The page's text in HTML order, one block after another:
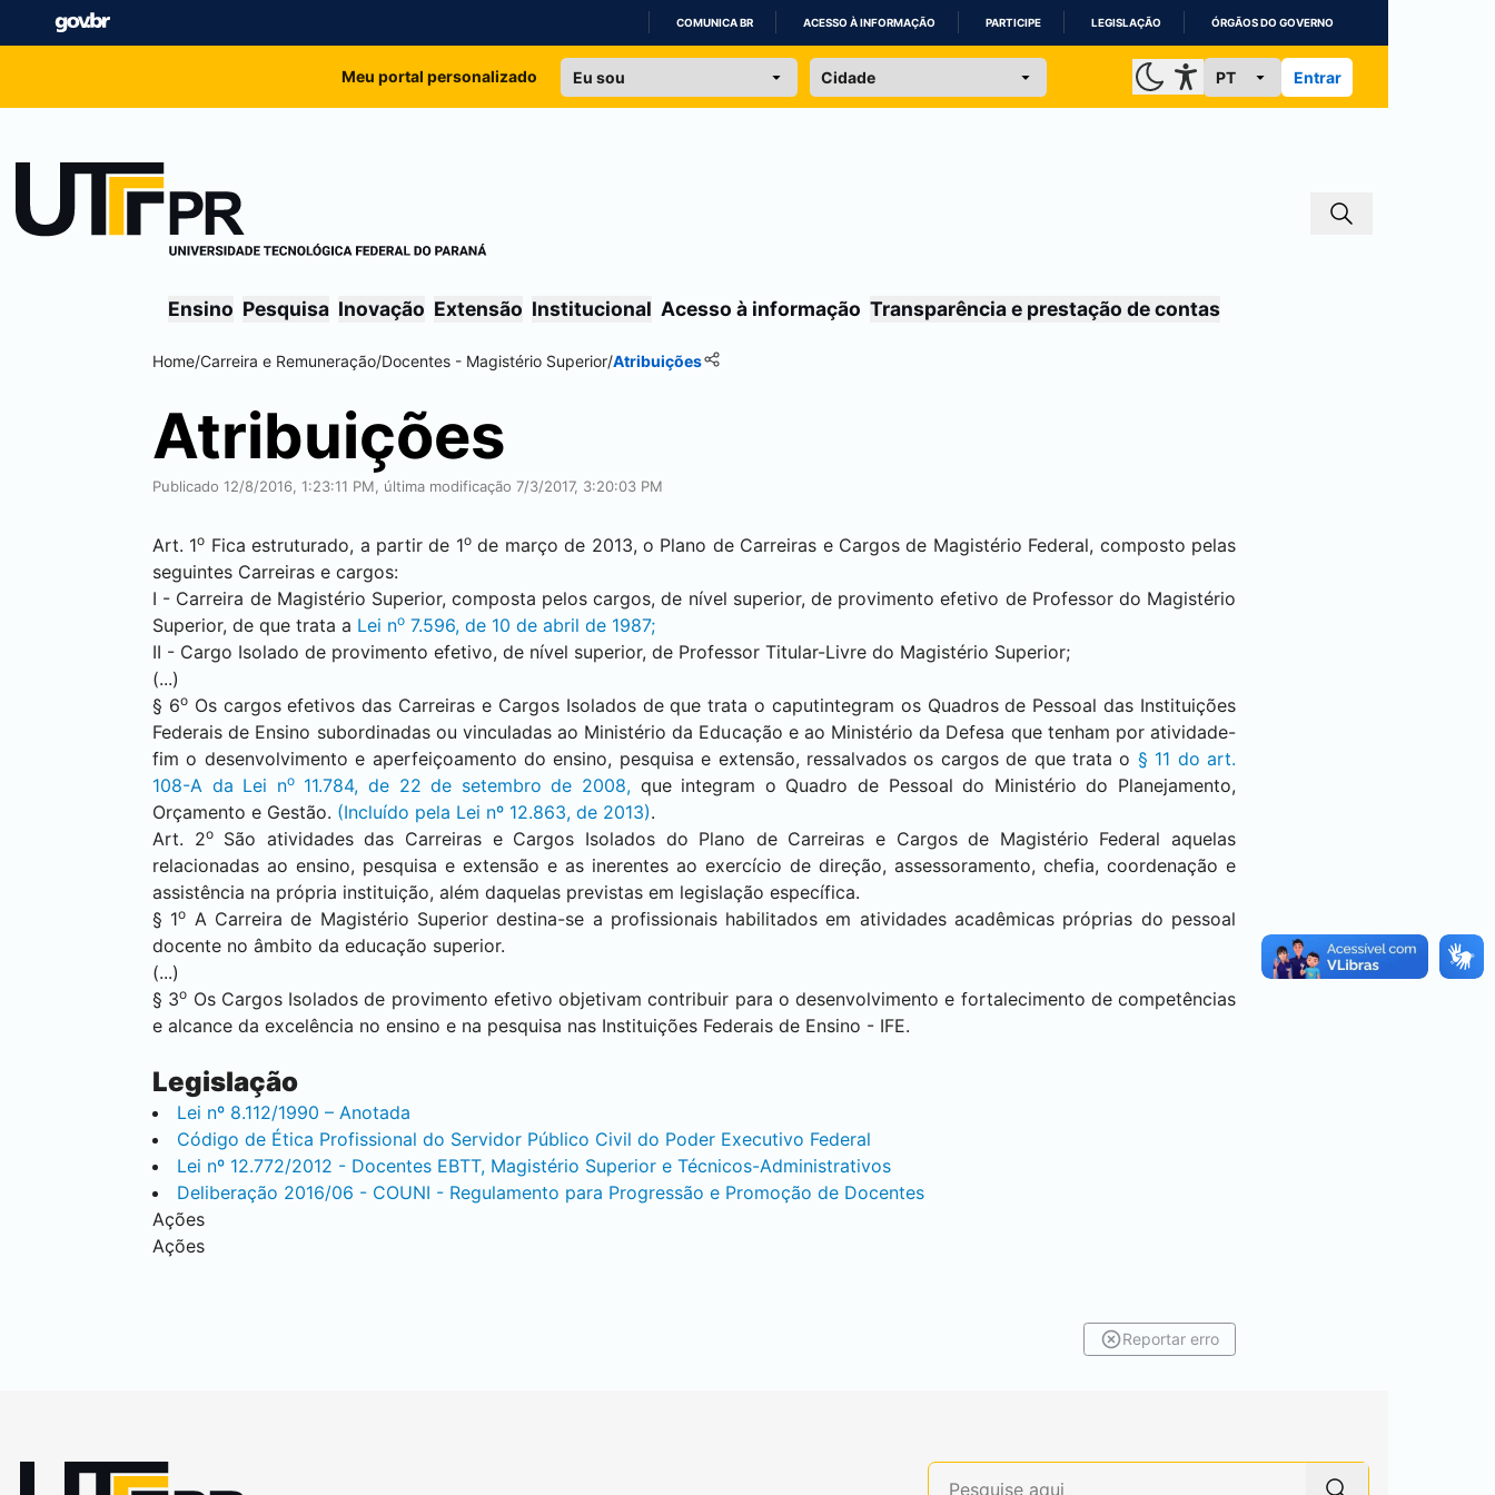
IR
COMUNICA BR ACESSO À INFORMAÇÃO PARTICIPE LEGISLAÇÃO ÓRGÃOS DO GOVERNO
Meu portal personalizado Entrar
Ensino Pesquisa Inovação Extensão Institucional Acesso à informação Transparência e prestação de contas
Home/Carreira e Remuneração/Docentes - Magistério Superior/Atribuições
Atribuições
Publicado 12/8/2016, 1:23:11 PM, última modificação 7/3/2017, 3:20:03 PM
Art. 1o Fica estruturado, a partir de 1ode março de 2013, o Plano de Carreiras e Cargos de Magistério Federal, composto pelas
seguintes Carreiras e cargos:
I - Carreira de Magistério Superior, composta pelos cargos, de nível superior, de provimento efetivo de Professor do Magistério
Superior, de que trata a Lei no 7.596, de 10 de abril de 1987;
II - Cargo Isolado de provimento efetivo, de nível superior, de Professor Titular-Livre do Magistério Superior;
(...)
§ 6oOs cargos efetivos das Carreiras e Cargos Isolados de que trata o caputintegram os Quadros de Pessoal das Instituições
Federais de Ensino subordinadas ou vinculadas ao Ministério da Educação e ao Ministério da Defesa que tenham por atividade-
fim o desenvolvimento e aperfeiçoamento do ensino, pesquisa e extensão, ressalvados os cargos de que trata o § 11 do art.
108-A da Lei no11.784, de 22 de setembro de 2008, que integram o Quadro de Pessoal do Ministério do Planejamento,
Orçamento e Gestão. (Incluído pela Lei nº 12.863, de 2013).
Art. 2oSão atividades das Carreiras e Cargos Isolados do Plano de Carreiras e Cargos de Magistério Federal aquelas
relacionadas ao ensino, pesquisa e extensão e as inerentes ao exercício de direção, assessoramento, chefia, coordenação e
assistência na própria instituição, além daquelas previstas em legislação específica.
§ 1o A Carreira de Magistério Superior destina-se a profissionais habilitados em atividades acadêmicas próprias do pessoal
docente no âmbito da educação superior.
(...)
§ 3o Os Cargos Isolados de provimento efetivo objetivam contribuir para o desenvolvimento e fortalecimento de competências
e alcance da excelência no ensino e na pesquisa nas Instituições Federais de Ensino - IFE.
Legislação
Lei nº 8.112/1990 – Anotada
Código de Ética Profissional do Servidor Público Civil do Poder Executivo Federal
Lei nº 12.772/2012 - Docentes EBTT, Magistério Superior e Técnicos-Administrativos
Deliberação 2016/06 - COUNI - Regulamento para Progressão e Promoção de Docentes
Ações
Ações
Reportar erro